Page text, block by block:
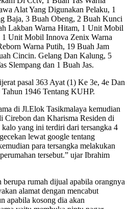
Alat Yang Digunakan Pelaku, 1
Baja, 3 Buah Obeng, 2 Buah Kunci
Lakban Warna Hitam, 1 Unit Mobil
Unit Mobil Innova Zenix Warna
Warna Putih, 19 Buah Jam
Cincin. Gelang Dan Kalung, 5
Slempang dan 1 Buah Jas.
pasal 363 Ayat (1) Ke 3e, 4e Dan
1946 Tentang KUHP.
di Jl.Elok Tasikmalaya kemudian
Cirebon dan Kharisma Residen di
yang ini terdiri dari tersangka 4
lewat google tentang
para tersangka melakukan
tersebut.” ujar Ibrahim
rumah dijual apabila orangnya
alamat dengan mencabut
apabila kosong dia akan